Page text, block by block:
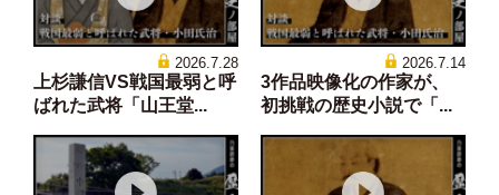
2026.7.28
上杉謙信VS戦国最弱と呼
ばれた武将「山王堂...
2026.7.14
3作品映像化の作家が、
初挑戦の歴史小説で「...